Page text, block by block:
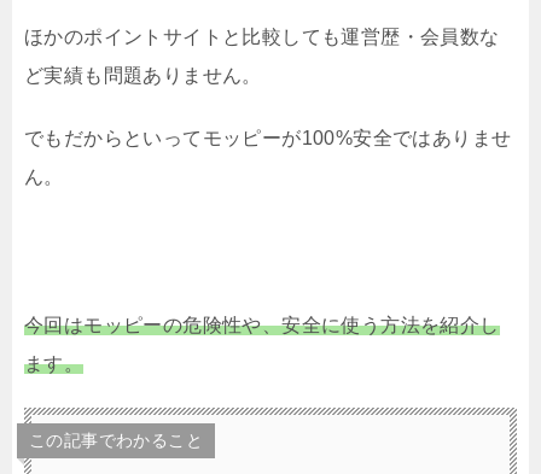
ほかのポイントサイトと比較しても運営歴・会員数な
ど実績も問題ありません。
でもだからといってモッピーが100%安全ではありませ
ん。
今回はモッピーの危険性や、安全に使う方法を紹介し
ます。
この記事でわかること